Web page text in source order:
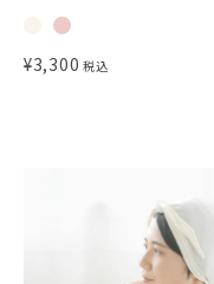
¥3,300 税込